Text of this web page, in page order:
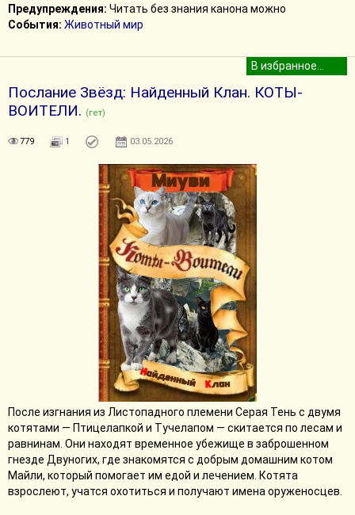
Предупреждения: Читать без знания канона можно
События: Животный мир
Послание Звёзд: Найденный Клан. КОТЫ-
ВОИТЕЛИ. (гет)
779 1 03.05.2026
После изгнания из Листопадного племени Серая Тень с двумя
котятами — Птицелапкой и Тучелапом — скитается по лесам и
равнинам. Они находят временное убежище в заброшенном
гнезде Двуногих, где знакомятся с добрым домашним котом
Майли, который помогает им едой и лечением. Котята
взрослеют, учатся охотиться и получают имена оруженосцев.